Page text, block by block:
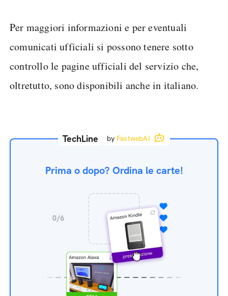
Per maggiori informazioni e per eventuali
comunicati ufficiali si possono tenere sotto
controllo le pagine ufficiali del servizio che,
oltretutto, sono disponibili anche in italiano.
TechLine by FastwebAI
Prima o dopo? Ordina le carte!